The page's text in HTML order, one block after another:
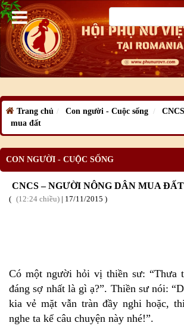
Trang chủ Con người - Cuộc sống
mua đất
CON NGƯỜI - CUỘC SỐNG
CNCS – NGƯỜI NÔNG DÂN MUA ĐẤT
12:24 chiều | 17/11 /2015
Có một người hỏi vị thiền sư: “Thưa
đáng sợ nhất là gì ạ?”. Thiền sư nói:
kia vẻ mặt vẫn tràn đầy nghi hoặc,
nghe ta kể câu chuyện này nhé!”.